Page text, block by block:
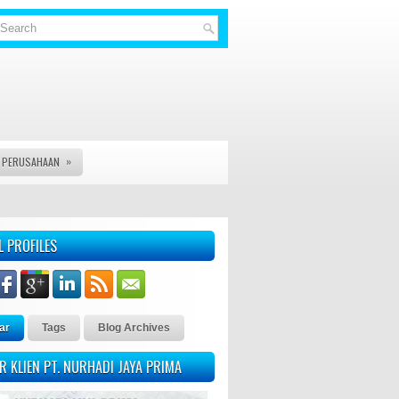
»
PENGURUSAN DAN PERPANJANG SEGALA MACAM LEGAL
PROFILES
Tags Blog Archives
KLIEN PT. NURHADI JAYA PRIMA